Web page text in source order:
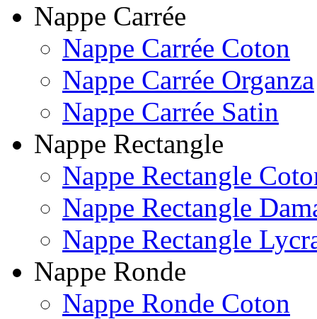
Nappe Carrée
Nappe Carrée Coton
Nappe Carrée Organza
Nappe Carrée Satin
Nappe Rectangle
Nappe Rectangle
Nappe Rectangle
Nappe Rectangle
Nappe Ronde
Nappe Ronde Coton